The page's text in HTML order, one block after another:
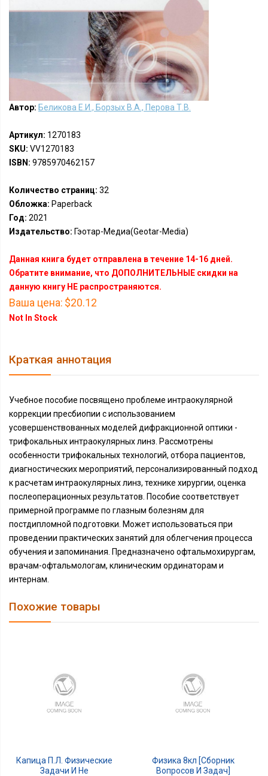
Автор: Беликова Е.И., Борзых В.А., Перова Т.В.
Артикул: 1270183
SKU: VV1270183
ISBN: 9785970462157
Количество страниц: 32
Обложка: Paperback
Год: 2021
Издательство: Гэотар-Медиа(Geotar-Media)
Данная книга будет отправлена в течение 14-16 дней.
Обратите внимание, что ДОПОЛНИТЕЛЬНЫЕ скидки на
данную книгу НЕ распространяются.
Ваша цена: $20.12
Not In Stock
Краткая аннотация
Учебное пособие посвящено проблеме интраокулярной
коррекции пресбиопии с использованием
усовершенствованных моделей дифракционной оптики -
трифокальных интраокулярных линз. Рассмотрены
особенности трифокальных технологий, отбора пациентов,
диагностических мероприятий, персонализированный подход
к расчетам интраокулярных линз, технике хирургии, оценка
послеоперационных результатов. Пособие соответствует
примерной программе по глазным болезням для
постдипломной подготовки. Может использоваться при
проведении практических занятий для облегчения процесса
обучения и запоминания. Предназначено офтальмохирургам,
врачам-офтальмологам, клиническим ординаторам и
интернам.
Похожие товары
Капица П.Л. Физические
Задачи И Не
Физика 8кл [Сборник
Вопросов И Задач]